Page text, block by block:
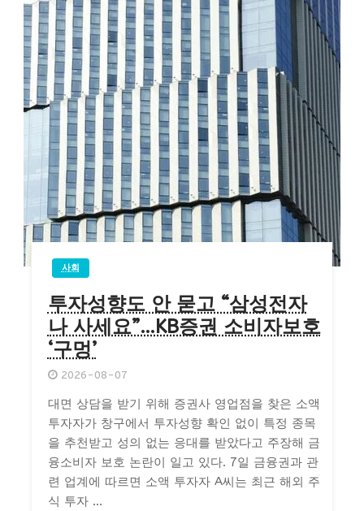
사회
투자성향도 안 묻고 “삼성전자
나 사세요”…KB증권 소비자보호
‘구멍’
2026-08-07
대면 상담을 받기 위해 증권사 영업점을 찾은 소액
투자자가 창구에서 투자성향 확인 없이 특정 종목
을 추천받고 성의 없는 응대를 받았다고 주장해 금
융소비자 보호 논란이 일고 있다. 7일 금융권과 관
련 업계에 따르면 소액 투자자 A씨는 최근 해외 주
식 투자 ...